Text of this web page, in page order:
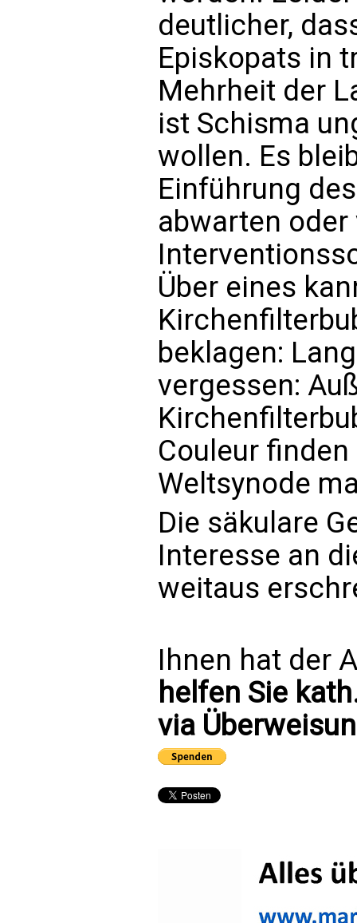
deutlicher,
Episkopats in
Mehrheit der
ist Schisma
wollen. Es
Einführung
abwarten
Über eines
beklagen:
vergessen:
Couleur
Weltsynode
Die säkulare
Interesse an
weitaus
Ihnen hat der
helfen Sie
via